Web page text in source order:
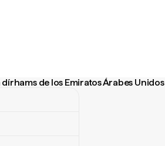
de los Emiratos Árabes Unidos
de los Emiratos Árabes Unidos